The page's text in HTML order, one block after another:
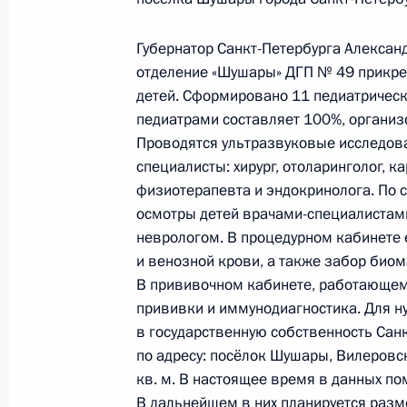
О ходе исполнения поручения,
конференц-связи жительницы
Президента Российской
Российской Федерации по
Михаилом Михайловским в
по приёму граждан в Москве 29
1 февраля 2021 года, 20:50
О ходе исполнения поручения,
конференц-связи жителя
Российской Федерации
Губернатор Санкт-Петербурга
отделение «Шушары» ДГП № 49
детей. Сформировано 11
педиатрами составляет 100%,
Проводятся ультразвуковые
специалисты: хирург, отоларинголог,
физиотерапевта и эндокринолога. По
осмотры детей врачами-
неврологом. В процедурном
и венозной крови, а также забор
В прививочном кабинете,
прививки и иммунодиагностика.
в государственную собственность
по адресу: посёлок Шушары,
кв. м. В настоящее время в данных